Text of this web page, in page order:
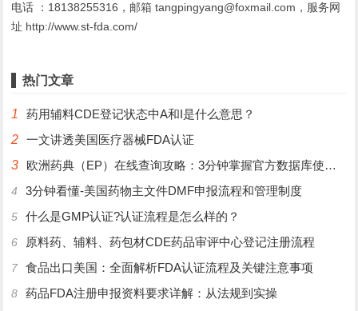
电话 ：18138255316，邮箱 tangpingyang@foxmail.com，服务网
址 http://www.st-fda.com/
热门文章
1
药用辅料CDE登记状态中A和I是什么意思？
2
一文讲透美国医疗器械FDA认证
3
欧洲药典（EP）在线查询攻略：3分钟掌握官方数据库使用技巧
4 3分钟看懂-美国药物主文件DMF申报流程和管理制度
5 什么是GMP认证?认证流程是怎么样的？
6 原料药、辅料、药包材CDE药品审评中心登记注册流程
7 食品出口美国：全面解析FDA认证流程及关键注意事项
8 药品FDA注册申报资料要求详解：从法规到实操